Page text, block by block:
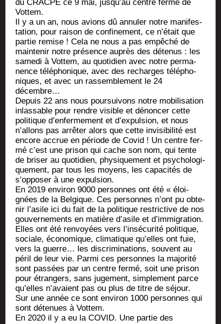
du CRACPE ce 9 mai, jusqu’au centre fer­mé de
Vottem.
Il y a un an, nous avions dû annu­ler notre mani­fes­
ta­tion, pour rai­son de confi­ne­ment, ce n’était que
par­tie remise ! Cela ne nous a pas empê­ché de
main­te­nir notre pré­sence auprès des déte­nus : les
same­di à Vot­tem, au quo­ti­dien avec notre per­ma­
nence télé­pho­nique, avec des recharges télé­pho­
niques, et avec un ras­sem­ble­ment le 24
décembre…
Depuis 22 ans nous pour­sui­vons notre mobi­li­sa­tion
inlas­sable pour rendre visible et dénon­cer cette
poli­tique d’enfermement et d’expulsion, et nous
n’allons pas arrê­ter alors que cette invi­si­bi­li­té est
encore accrue en période de Covid ! Un centre fer­
mé c’est une pri­son qui cache son nom, qui tente
de bri­ser au quo­ti­dien, phy­si­que­ment et psy­cho­lo­gi­
que­ment, par tous les moyens, les capa­ci­tés de
s’opposer à une expulsion.
En 2019 envi­ron 9000 per­sonnes ont été « éloi­
gnées de la Bel­gique. Ces per­sonnes n’ont pu obte­
nir l’asile ici du fait de la poli­tique res­tric­tive de nos
gou­ver­ne­ments en matière d’asile et d’immigration.
Elles ont été ren­voyées vers l’insécurité poli­tique,
sociale, éco­no­mique, cli­ma­tique qu’elles ont fuie,
vers la guerre… les dis­cri­mi­na­tions, sou­vent au
péril de leur vie. Par­mi ces per­sonnes la majo­ri­té
sont pas­sées par un centre fer­mé, soit une pri­son
pour étran­gers, sans juge­ment, sim­ple­ment parce
qu’elles n’avaient pas ou plus de titre de séjour.
Sur une année ce sont envi­ron 1000 per­sonnes qui
sont déte­nues à Vottem.
En 2020 il y a eu la COVID. Une par­tie des